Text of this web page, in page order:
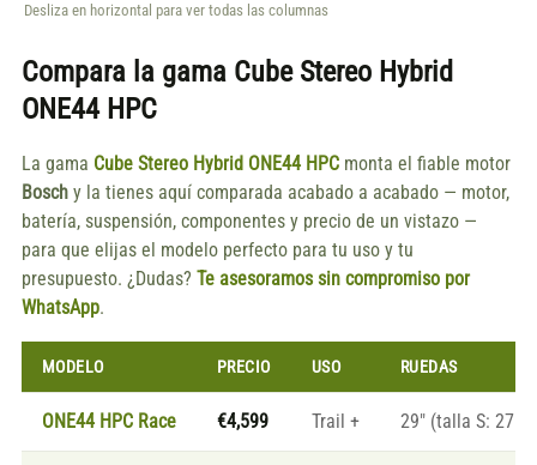
Desliza en horizontal para ver todas las columnas
Compara la gama Cube Stereo Hybrid
ONE44 HPC
La gama Cube Stereo Hybrid ONE44 HPCmonta el fiable motor
Boschy la tienes aquí comparada acabado a acabado — motor,
batería, suspensión, componentes y precio de un vistazo —
para que elijas el modelo perfecto para tu uso y tu
presupuesto. ¿Dudas? Te asesoramos sin compromiso por
WhatsApp.
MODELO PRECIO USO RUEDAS
ONE44 HPC Race €4,599 Trail + 29" (talla S: